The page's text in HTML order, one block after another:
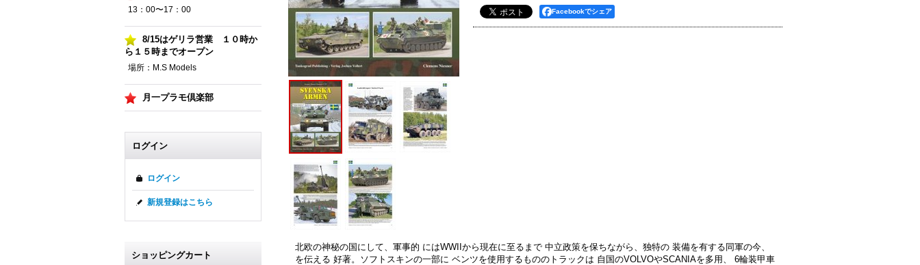
13：00〜17：00
8/15はゲリラ営業 １０時か
ら１５時までオープン
場所：M.S Models
月一プラモ倶楽部
ログイン
ログイン
新規登録はこちら
ショッピングカート
Facebookでシェア
北欧の神秘の国にして、軍事的 にはWWIIから現在に至るまで 中立政策を保ちながら、独特の 装備を有する同軍の今、
を伝える 好著。ソフトスキンの一部に ベンツを使用するもののトラックは 自国のVOLVOやSCANIAを多用、 6輪装甲車